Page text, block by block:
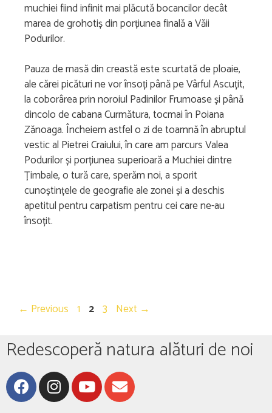
muchiei fiind infinit mai plăcută bocancilor decât
marea de grohotiș din porțiunea finală a Văii
Podurilor.
Pauza de masă din creastă este scurtată de ploaie,
ale cărei picături ne vor însoți până pe Vârful Ascuțit,
la coborârea prin noroiul Padinilor Frumoase și până
dincolo de cabana Curmătura, tocmai în Poiana
Zănoaga. Încheiem astfel o zi de toamnă în abruptul
vestic al Pietrei Craiului, în care am parcurs Valea
Podurilor și porțiunea superioară a Muchiei dintre
Țimbale, o tură care, sperăm noi, a sporit
cunoștințele de geografie ale zonei și a deschis
apetitul pentru carpatism pentru cei care ne-au
însoțit.
← Previous 1 2 3 Next →
Redescoperă natura alături de noi